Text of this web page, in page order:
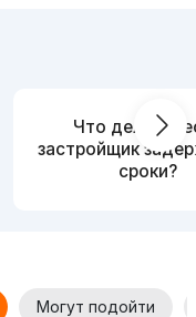
Что делать,
застройщик
сроки?
Могут подойти